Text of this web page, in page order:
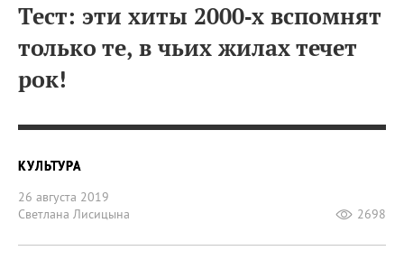
Тест: эти хиты 2000‑х вспомнят
только те, в чьих жилах течет
рок!
КУЛЬТУРА
26 августа 2019
Светлана Лисицына
2698